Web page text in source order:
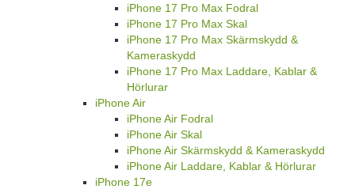
iPhone 17 Pro Max Fodral
iPhone 17 Pro Max Skal
iPhone 17 Pro Max Skärmskydd &
Kameraskydd
iPhone 17 Pro Max Laddare, Kablar &
Hörlurar
iPhone Air
iPhone Air Fodral
iPhone Air Skal
iPhone Air Skärmskydd & Kameraskydd
iPhone Air Laddare, Kablar & Hörlurar
iPhone 17e